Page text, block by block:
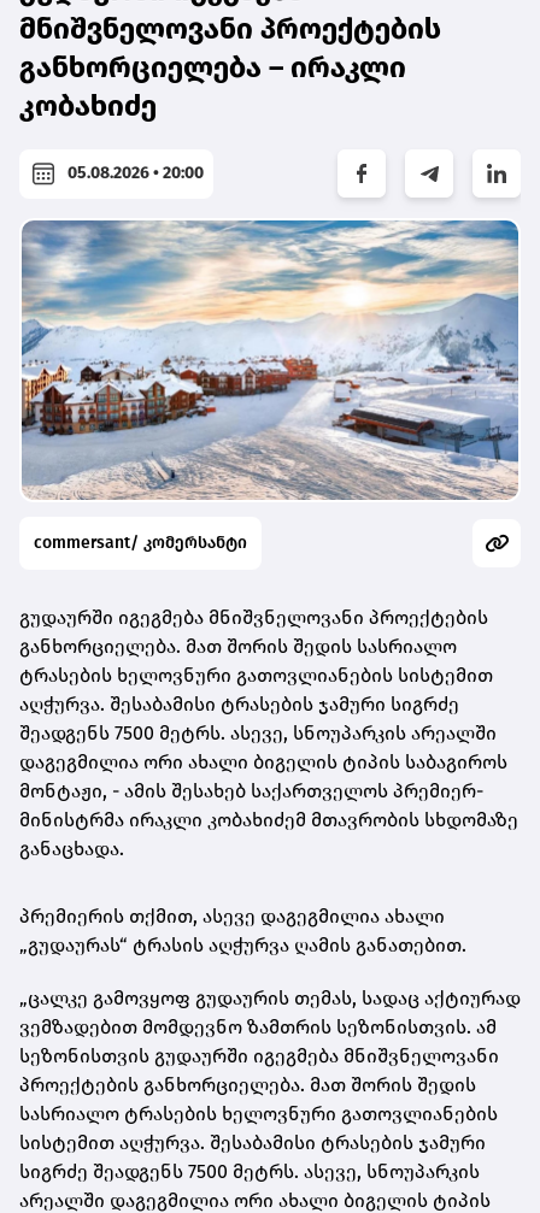
მნიშვნელოვანი პროექტების
განხორციელება – ირაკლი
კობახიძე
05.08.2026 • 20:00
commersant/ კომერსანტი
გუდაურში იგეგმება მნიშვნელოვანი პროექტების
განხორციელება. მათ შორის შედის სასრიალო
ტრასების ხელოვნური გათოვლიანების სისტემით
აღჭურვა. შესაბამისი ტრასების ჯამური სიგრძე
შეადგენს 7500 მეტრს. ასევე, სნოუპარკის არეალში
დაგეგმილია ორი ახალი ბიგელის ტიპის საბაგიროს
მონტაჟი, - ამის შესახებ საქართველოს პრემიერ-
მინისტრმა ირაკლი კობახიძემ მთავრობის სხდომაზე
განაცხადა.
პრემიერის თქმით, ასევე დაგეგმილია ახალი
„გუდაურას“ ტრასის აღჭურვა ღამის განათებით.
„ცალკე გამოვყოფ გუდაურის თემას, სადაც აქტიურად
ვემზადებით მომდევნო ზამთრის სეზონისთვის. ამ
სეზონისთვის გუდაურში იგეგმება მნიშვნელოვანი
პროექტების განხორციელება. მათ შორის შედის
სასრიალო ტრასების ხელოვნური გათოვლიანების
სისტემით აღჭურვა. შესაბამისი ტრასების ჯამური
სიგრძე შეადგენს 7500 მეტრს. ასევე, სნოუპარკის
არეალში დაგეგმილია ორი ახალი ბიგელის ტიპის